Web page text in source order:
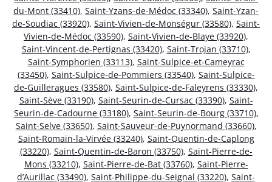
du-Mont (33410), Saint-Yzans-de-Médoc (33340), Saint-Yzan-
de-Soudiac (33920), Saint-Vivien-de-Monségur (33580), Saint-
Vivien-de-Médoc (33590), Saint-Vivien-de-Blaye (33920),
Saint-Vincent-de-Pertignas (33420), Saint-Trojan (33710),
Saint-Symphorien (33113), Saint-Sulpice-et-Cameyrac
(33450), Saint-Sulpice-de-Pommiers (33540), Saint-Sulpice-
de-Guilleragues (33580), Saint-Sulpice-de-Faleyrens (33330),
Saint-Sève (33190), Saint-Seurin-de-Cursac (33390), Saint-
Seurin-de-Cadourne (33180), Saint-Seurin-de-Bourg (33710),
Saint-Selve (33650), Saint-Sauveur-de-Puynormand (33660),
Saint-Romain-la-Virvée (33240), Saint-Quentin-de-Caplong
(33220), Saint-Quentin-de-Baron (33750), Saint-Pierre-de-
Mons (33210), Saint-Pierre-de-Bat (33760), Saint-Pierre-
d’Aurillac (33490), Saint-Philippe-du-Seignal (33220), Saint-